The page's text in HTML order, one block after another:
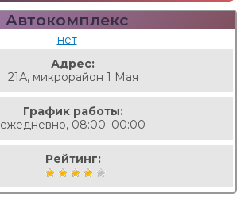
Автокомплекс
нет
Адрес:
21А, микрорайон 1 Мая
График работы:
ежедневно, 08:00–00:00
Рейтинг: